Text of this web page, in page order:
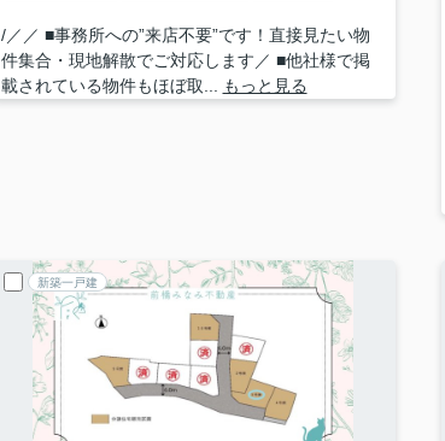
/／／ ■事務所への”来店不要”です！直接見たい物
件集合・現地解散でご対応します／ ■他社様で掲
載されている物件もほぼ取...
もっと見る
新築一戸建